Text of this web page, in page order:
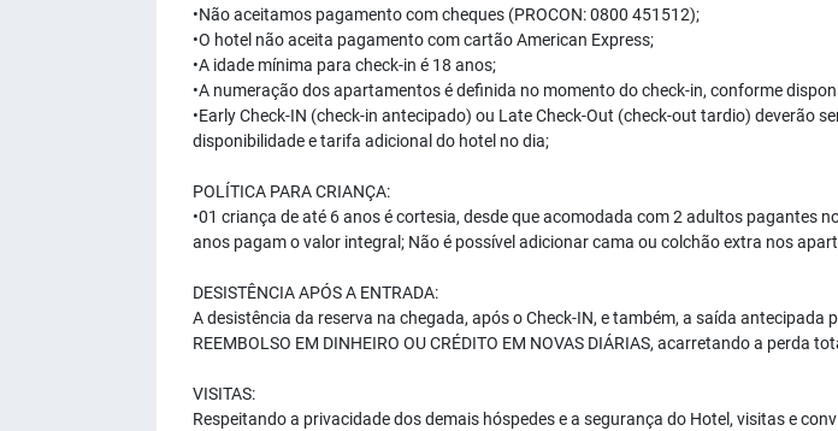
•Não aceitamos pagamento com cheques (PROCON: 0800 451512);
•O hotel não aceita pagamento com cartão American Express;
•A idade mínima para check-in é 18 anos;
•A numeração dos apartamentos é definida no momento do check-in, conforme
•Early Check-IN (check-in antecipado) ou Late Check-Out (check-out tardio) deverão
disponibilidade e tarifa adicional do hotel no dia;
POLÍTICA PARA CRIANÇA:
•01 criança de até 6 anos é cortesia, desde que acomodada com 2 adultos pagantes
anos pagam o valor integral; Não é possível adicionar cama ou colchão extra nos
DESISTÊNCIA APÓS A ENTRADA:
A desistência da reserva na chegada, após o Check-IN, e também, a saída antecipada
REEMBOLSO EM DINHEIRO OU CRÉDITO EM NOVAS DIÁRIAS, acarretando a perda
VISITAS:
Respeitando a privacidade dos demais hóspedes e a segurança do Hotel, visitas e